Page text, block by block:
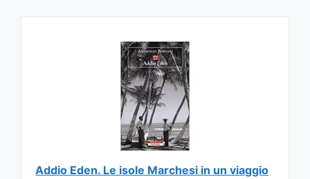
Addio Eden. Le isole Marchesi in un viaggio